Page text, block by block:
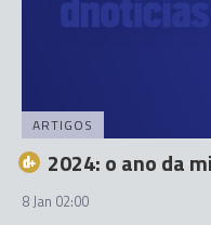
ARTIGOS
2024: o ano da
8 Jan 02:00